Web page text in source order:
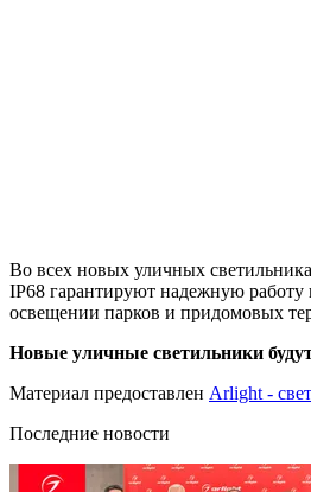
Во всех новых уличных
IP68 гарантируют надежную работу
освещении парков и придомовых
Новые уличные светильники
Материал предоставлен Arlight -
Последние новости